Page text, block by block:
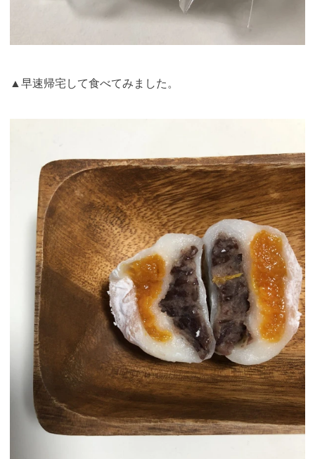
▲早速帰宅して食べてみました。